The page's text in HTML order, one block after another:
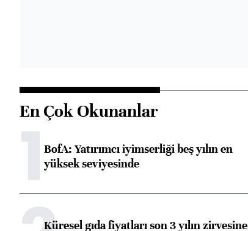
En Çok Okunanlar
1BofA: Yatırımcı iyimserliği beş yılın en
yüksek seviyesinde
Küresel gıda fiyatları son 3 yılın zirvesine